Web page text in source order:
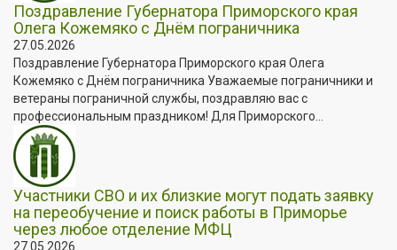
Поздравление Губернатора Приморского края
Олега Кожемяко с Днём пограничника
27.05.2026
Поздравление Губернатора Приморского края Олега
Кожемяко с Днём пограничника Уважаемые пограничники и
ветераны пограничной службы, поздравляю вас с
профессиональным праздником! Для Приморского...
Участники СВО и их близкие могут подать заявку
на переобучение и поиск работы в Приморье
через любое отделение МФЦ
27.05.2026